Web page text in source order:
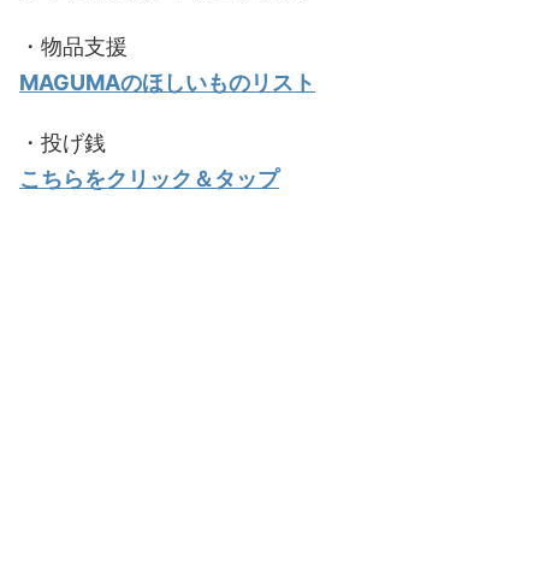
・物品支援
MAGUMAのほしいものリスト
・投げ銭
こちらをクリック＆タップ